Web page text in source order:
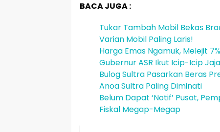
BACA JUGA :
Tukar Tambah Mobil Bekas
Varian Mobil Paling Laris!
Harga Emas Ngamuk, Melejit
Gubernur ASR Ikut Icip-Icip
Bulog Sultra Pasarkan Beras
Anoa Sultra Paling Diminati
Belum Dapat ‘Notif’ Pusat,
Fiskal Megap-Megap